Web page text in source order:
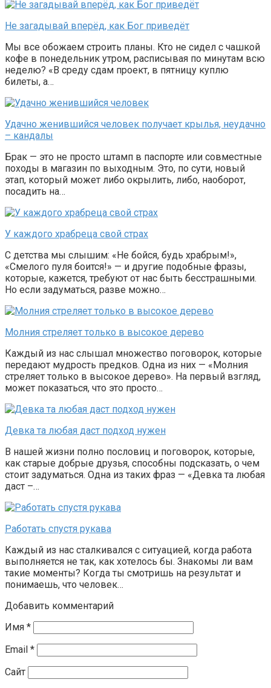
Не загадывай вперёд, как Бог приведёт
Мы все обожаем строить планы. Кто не сидел с чашкой
кофе в понедельник утром, расписывая по минутам всю
неделю? «В среду сдам проект, в пятницу куплю
билеты, а…
Удачно женившийся человек получает крылья, неудачно
– кандалы
Брак — это не просто штамп в паспорте или совместные
походы в магазин по выходным. Это, по сути, новый
этап, который может либо окрылить, либо, наоборот,
посадить на…
У каждого храбреца свой страх
С детства мы слышим: «Не бойся, будь храбрым!»,
«Смелого пуля боится!» — и другие подобные фразы,
которые, кажется, требуют от нас быть бесстрашными.
Но если задуматься, разве можно…
Молния стреляет только в высокое дерево
Каждый из нас слышал множество поговорок, которые
передают мудрость предков. Одна из них — «Молния
стреляет только в высокое дерево». На первый взгляд,
может показаться, что это просто…
Девка та любая даст подход нужен
В нашей жизни полно пословиц и поговорок, которые,
как старые добрые друзья, способны подсказать, о чем
стоит задуматься. Одна из таких фраз — «Девка та любая
даст –…
Работать спустя рукава
Каждый из нас сталкивался с ситуацией, когда работа
выполняется не так, как хотелось бы. Знакомы ли вам
такие моменты? Когда ты смотришь на результат и
понимаешь, что человек…
Добавить комментарий
Имя *
Email *
Сайт